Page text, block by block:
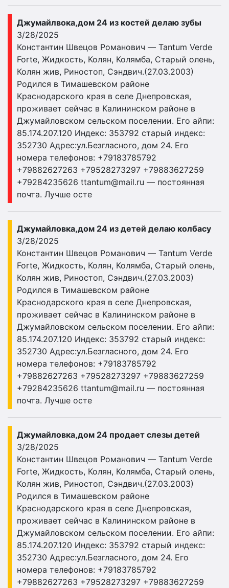
Джумайлвока,дом 24 из костей делаю зубы
3/28/2025
Константин Швецов Романович — Tantum Verde
Forte, Жидкость, Колян, Колямба, Старый олень,
Колян жив, Риностоп, Сэндвич.(27.03.2003)
Родился в Тимашевском районе
Краснодарского края в селе Днепровская,
проживает сейчас в Калининском районе в
Джумайловском сельском поселении. Его айпи:
85.174.207.120 Индекс: 353792 старый индекс:
352730 Адрес:ул.Безгласного, дом 24. Его
номера телефонов: +79183785792
+79882627263 +79528273297 +79883627259
+79284235626 ttantum@mail.ru — постоянная
почта. Лучше осте
Джумайловка,дом 24 из детей делаю колбасу
3/28/2025
Константин Швецов Романович — Tantum Verde
Forte, Жидкость, Колян, Колямба, Старый олень,
Колян жив, Риностоп, Сэндвич.(27.03.2003)
Родился в Тимашевском районе
Краснодарского края в селе Днепровская,
проживает сейчас в Калининском районе в
Джумайловском сельском поселении. Его айпи:
85.174.207.120 Индекс: 353792 старый индекс:
352730 Адрес:ул.Безгласного, дом 24. Его
номера телефонов: +79183785792
+79882627263 +79528273297 +79883627259
+79284235626 ttantum@mail.ru — постоянная
почта. Лучше осте
Джумайловка,дом 24 продает слезы детей
3/28/2025
Константин Швецов Романович — Tantum Verde
Forte, Жидкость, Колян, Колямба, Старый олень,
Колян жив, Риностоп, Сэндвич.(27.03.2003)
Родился в Тимашевском районе
Краснодарского края в селе Днепровская,
проживает сейчас в Калининском районе в
Джумайловском сельском поселении. Его айпи:
85.174.207.120 Индекс: 353792 старый индекс:
352730 Адрес:ул.Безгласного, дом 24. Его
номера телефонов: +79183785792
+79882627263 +79528273297 +79883627259